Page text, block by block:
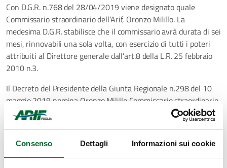
Consenso Dettagli Informazioni sui cookie
Con D.G.R. n.768 del 28/04/2019 viene designato quale
Commissario straordinario dell’Arif, Oronzo Milillo. La
medesima D.G.R. stabilisce che il commissario avrà durata di sei
mesi, rinnovabili una sola volta, con esercizio di tutti i poteri
attribuiti al Direttore generale dall’art.8 della L.R. 25 febbraio
2010 n.3.
Il Decreto del Presidente della Giunta Regionale n.298 del 10
maggio 2019 nomina Oronzo Milillo Commissario straordinario
dell’Arif.
le sue dimissioni e restano in carica fino a scadenza mandato i
sub Commissari Francesco Ferraro e Vitantonio Damiani.